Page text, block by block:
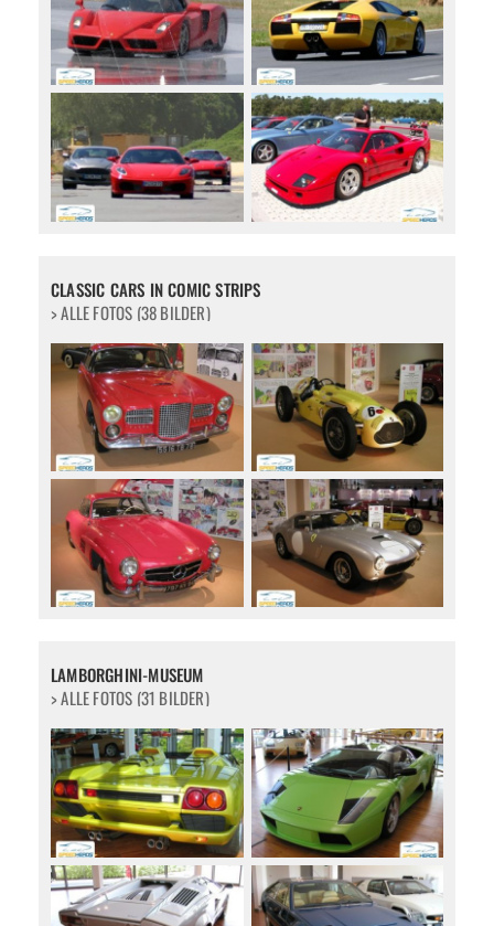
CLASSIC CARS IN COMIC STRIPS
> ALLE FOTOS (38 BILDER)
LAMBORGHINI-MUSEUM
> ALLE FOTOS (31 BILDER)